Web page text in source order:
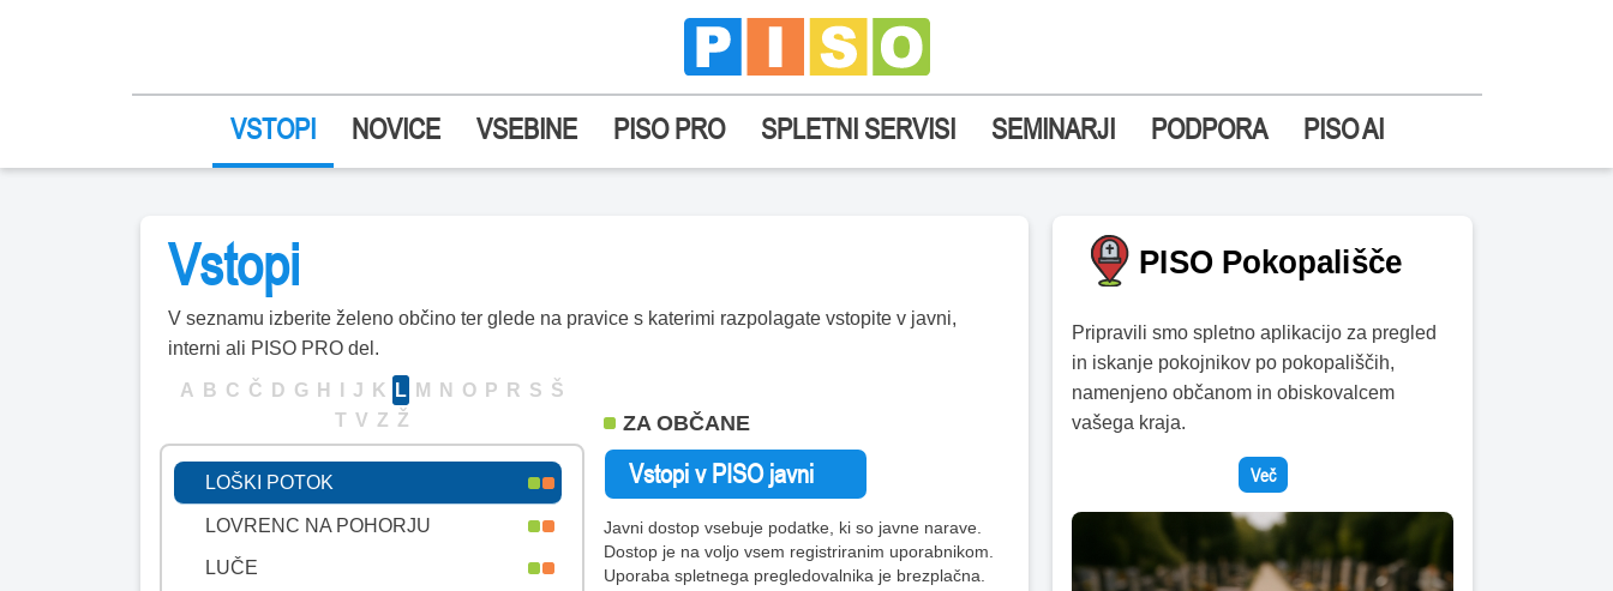
VSTOPI NOVICE VSEBINE PISO PRO SPLETNI SERVISI SEMINARJI PODPORA PISO AI
Vstopi
V seznamu izberite želeno občino ter glede na pravice s katerimi razpolagate vstopite v javni,
interni ali PISO PRO del.
A B C Č D G H J K L M N O P R S Š
T V Z Ž
LJUBNO
LJUTOMER
LOG - DRAGOMER
LOGATEC
LOŠKA DOLINA
LOŠKI POTOK
LOVRENC NA POHORJU
LUČE
ZA OBČANE
Javni dostop vsebuje podatke, ki so javne narave.
Dostop je na voljo vsem registriranim uporabnikom.
Uporaba spletnega pregledovalnika je brezplačna.
Pripravili smo spletno aplikacijo za pregled
in iskanje pokojnikov po pokopališčih,
namenjeno občanom in obiskovalcem
vašega kraja.
Več